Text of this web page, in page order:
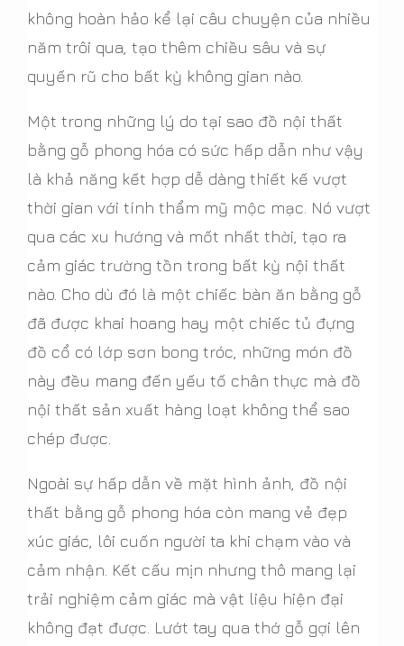
không hoàn hảo kể lại câu chuyện của nhiều
năm trôi qua, tạo thêm chiều sâu và sự
quyến rũ cho bất kỳ không gian nào.
Một trong những lý do tại sao đồ nội thất
bằng gỗ phong hóa có sức hấp dẫn như vậy
là khả năng kết hợp dễ dàng thiết kế vượt
thời gian với tính thẩm mỹ mộc mạc. Nó vượt
qua các xu hướng và mốt nhất thời, tạo ra
cảm giác trường tồn trong bất kỳ nội thất
nào. Cho dù đó là một chiếc bàn ăn bằng gỗ
đã được khai hoang hay một chiếc tủ đựng
đồ cổ có lớp sơn bong tróc, những món đồ
này đều mang đến yếu tố chân thực mà đồ
nội thất sản xuất hàng loạt không thể sao
chép được.
Ngoài sự hấp dẫn về mặt hình ảnh, đồ nội
thất bằng gỗ phong hóa còn mang vẻ đẹp
xúc giác, lôi cuốn người ta khi chạm vào và
cảm nhận. Kết cấu mịn nhưng thô mang lại
trải nghiệm cảm giác mà vật liệu hiện đại
không đạt được. Lướt tay qua thớ gỗ gợi lên